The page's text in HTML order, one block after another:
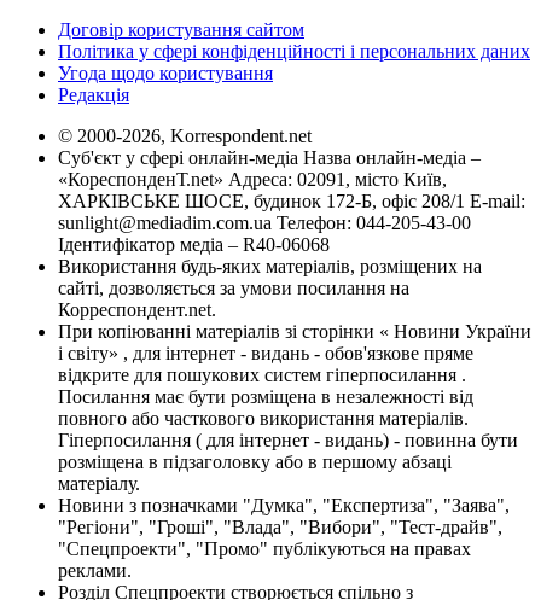
Договір користування сайтом
Політика у сфері конфіденційності і персональних даних
Угода щодо користування
Редакція
© 2000-2026, Korrespondent.net
Суб'єкт у сфері онлайн-медіа Назва онлайн-медіа –
«КореспонденТ.net» Адреса: 02091, місто Київ,
ХАРКІВСЬКЕ ШОСЕ, будинок 172-Б, офіс 208/1 E-mail:
sunlight@mediadim.com.ua Телефон: 044-205-43-00
Ідентифікатор медіа – R40-06068
Використання будь-яких матеріалів, розміщених на
сайті, дозволяється за умови посилання на
Корреспондент.net.
При копіюванні матеріалів зі сторінки « Новини України
і світу» , для інтернет - видань - обов'язкове пряме
відкрите для пошукових систем гіперпосилання .
Посилання має бути розміщена в незалежності від
повного або часткового використання матеріалів.
Гіперпосилання ( для інтернет - видань) - повинна бути
розміщена в підзаголовку або в першому абзаці
матеріалу.
Новини з позначками "Думка", "Експертиза", "Заява",
"Регіони", "Гроші", "Влада", "Вибори", "Тест-драйв",
"Спецпроекти", "Промо" публікуються на правах
реклами.
Розділ Спецпроекти створюється спільно з